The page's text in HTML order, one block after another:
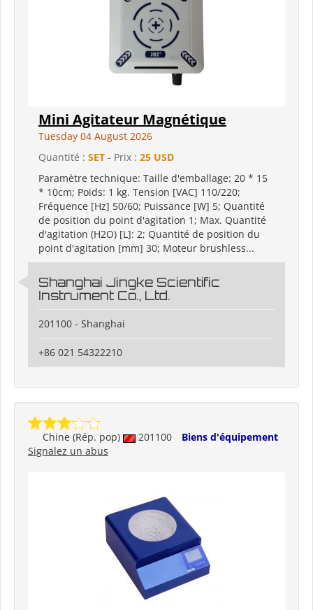
Mini Agitateur Magnétique
Tuesday 04 August 2026
Quantité : SET - Prix : 25 USD
Paramètre technique: Taille d'emballage: 20 * 15
* 10cm; Poids: 1 kg. Tension [VAC] 110/220;
Fréquence [Hz] 50/60; Puissance [W] 5; Quantité
de position du point d'agitation 1; Max. Quantité
d'agitation (H2O) [L]: 2; Quantité de position du
point d'agitation [mm] 30; Moteur brushless...
Shanghai Jingke Scientific
Instrument Co., Ltd.
201100 - Shanghai
+86 021 54322210
Chine (Rép. pop) 201100
Biens d'équipement
Signalez un abus